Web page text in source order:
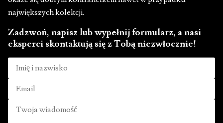
największych kolekcji.
Zadzwoń, napisz lub wypełnij formularz, a nasi
eksperci skontaktują się z Tobą niezwłocznie!